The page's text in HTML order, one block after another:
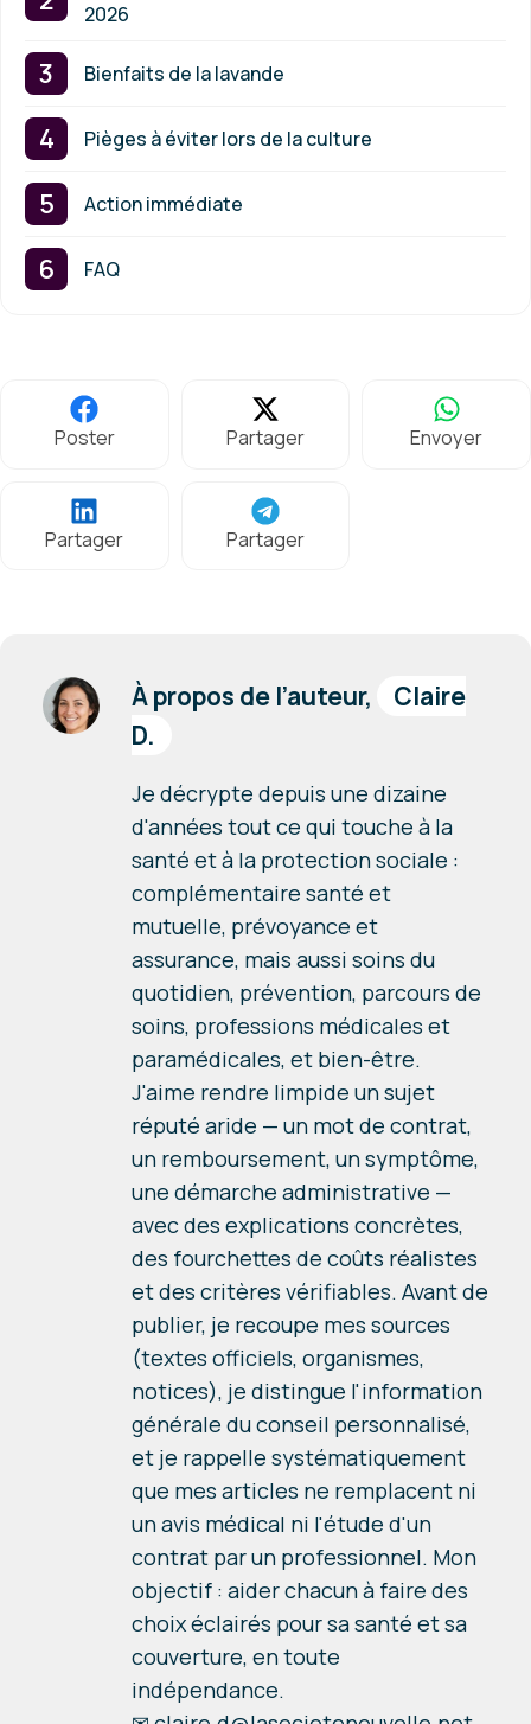
2026
Bienfaits de la lavande
Pièges à éviter lors de la culture
Action immédiate
FAQ
Poster Partager Envoyer
Partager Partager
À propos de l’auteur,
Claire
D.
Je décrypte depuis une dizaine
d'années tout ce qui touche à la
santé et à la protection sociale :
complémentaire santé et
mutuelle, prévoyance et
assurance, mais aussi soins du
quotidien, prévention, parcours de
soins, professions médicales et
paramédicales, et bien-être.
J'aime rendre limpide un sujet
réputé aride — un mot de contrat,
un remboursement, un symptôme,
une démarche administrative —
avec des explications concrètes,
des fourchettes de coûts réalistes
et des critères vérifiables. Avant de
publier, je recoupe mes sources
(textes officiels, organismes,
notices), je distingue l'information
générale du conseil personnalisé,
et je rappelle systématiquement
que mes articles ne remplacent ni
un avis médical ni l'étude d'un
contrat par un professionnel. Mon
objectif : aider chacun à faire des
choix éclairés pour sa santé et sa
couverture, en toute
indépendance.